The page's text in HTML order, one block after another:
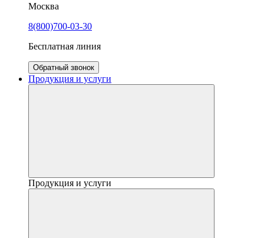
Москва
8(800)700-03-30
Бесплатная линия
Обратный звонок
Продукция и услуги
Продукция и услуги